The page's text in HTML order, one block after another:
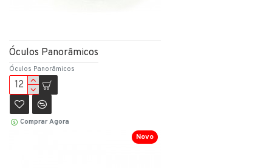
Óculos Panorâmicos
Óculos Panorâmicos
Comprar Agora
Novo